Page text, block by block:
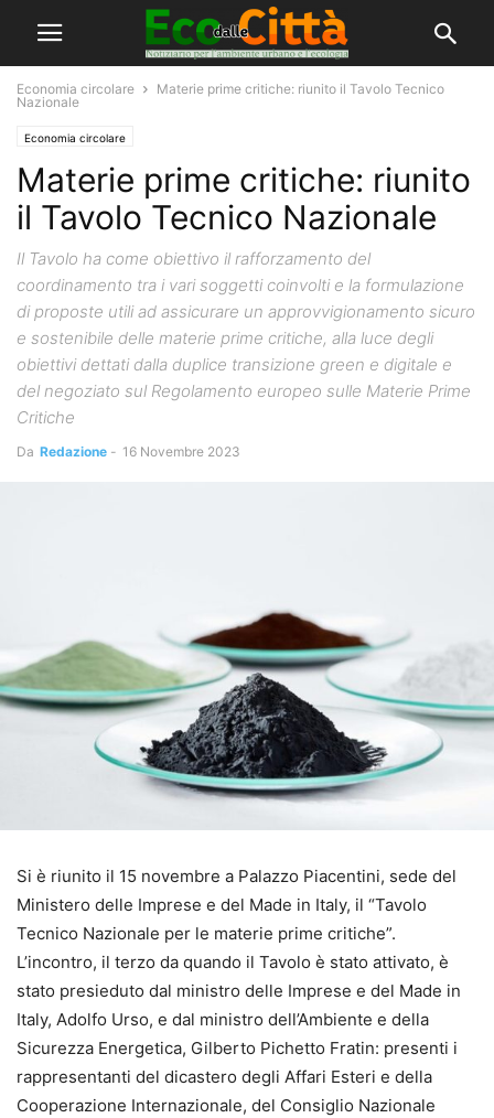
Economia circolare
Materie prime critiche: riunito il Tavolo Tecnico
Nazionale
Economia circolare
Materie prime critiche: riunito
il Tavolo Tecnico Nazionale
Il Tavolo ha come obiettivo il rafforzamento del
coordinamento tra i vari soggetti coinvolti e la formulazione
di proposte utili ad assicurare un approvvigionamento sicuro
e sostenibile delle materie prime critiche, alla luce degli
obiettivi dettati dalla duplice transizione green e digitale e
del negoziato sul Regolamento europeo sulle Materie Prime
Critiche
Da Redazione - 16 Novembre 2023
Si è riunito il 15 novembre a Palazzo Piacentini, sede del
Ministero delle Imprese e del Made in Italy, il “Tavolo
Tecnico Nazionale per le materie prime critiche”.
L’incontro, il terzo da quando il Tavolo è stato attivato, è
stato presieduto dal ministro delle Imprese e del Made in
Italy, Adolfo Urso, e dal ministro dell’Ambiente e della
Sicurezza Energetica, Gilberto Pichetto Fratin: presenti i
rappresentanti del dicastero degli Affari Esteri e della
Cooperazione Internazionale, del Consiglio Nazionale